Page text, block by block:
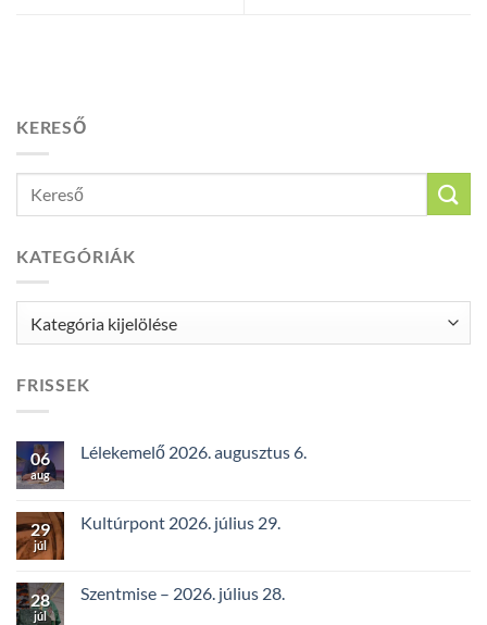
KERESŐ
KATEGÓRIÁK
FRISSEK
06
aug
Lélekemelő 2026. augusztus 6.
29
júl
Kultúrpont 2026. július 29.
28
júl
Szentmise – 2026. július 28.